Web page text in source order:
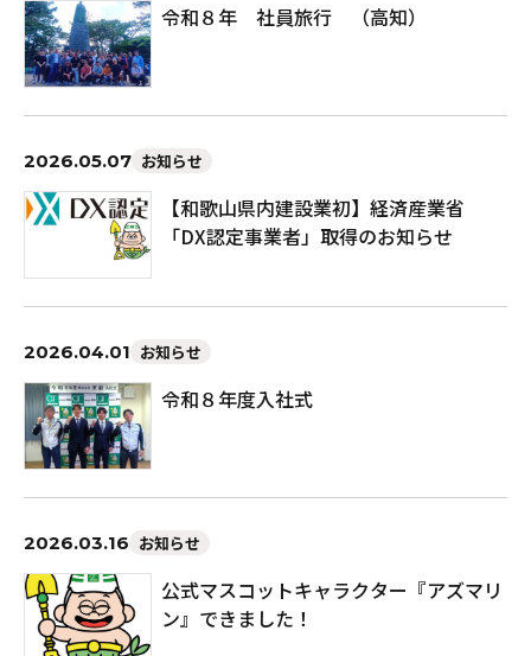
令和８年 社員旅行 （高知）
2026.05.07 お知らせ
【和歌山県内建設業初】経済産業省
「DX認定事業者」取得のお知らせ
2026.04.01 お知らせ
令和８年度入社式
2026.03.16 お知らせ
公式マスコットキャラクター『アズマリ
ン』できました！